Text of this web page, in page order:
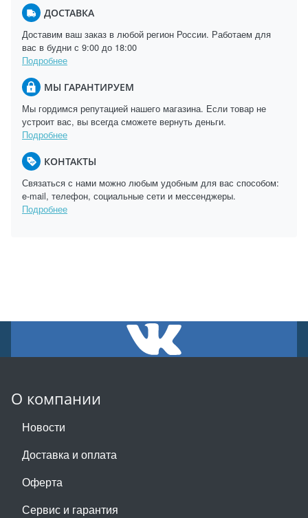
ДОСТАВКА
Доставим ваш заказ в любой регион России. Работаем для
вас в будни с 9:00 до 18:00
Подробнее
МЫ ГАРАНТИРУЕМ
Мы гордимся репутацией нашего магазина. Если товар не
устроит вас, вы всегда сможете вернуть деньги.
Подробнее
КОНТАКТЫ
Связаться с нами можно любым удобным для вас способом:
e-mail, телефон, социальные сети и мессенджеры.
Подробнее
О компании
Новости
Доставка и оплата
Оферта
Сервис и гарантия